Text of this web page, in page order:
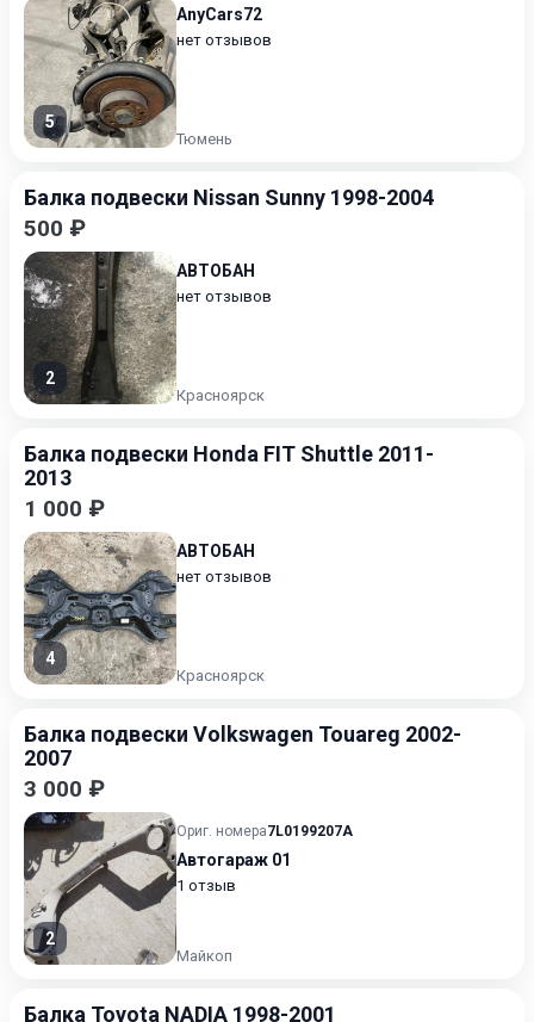
5
AnyCars72
нет отзывов
Тюмень
Балка подвески Nissan Sunny 1998-2004
500 ₽
2
АВТОБАН
нет отзывов
Красноярск
Балка подвески Honda FIT Shuttle 2011-
2013
1 000 ₽
4
АВТОБАН
нет отзывов
Красноярск
Балка подвески Volkswagen Touareg 2002-
2007
3 000 ₽
2
Ориг. номера7L0199207A
Автогараж 01
1 отзыв
Майкоп
Балка Toyota NADIA 1998-2001